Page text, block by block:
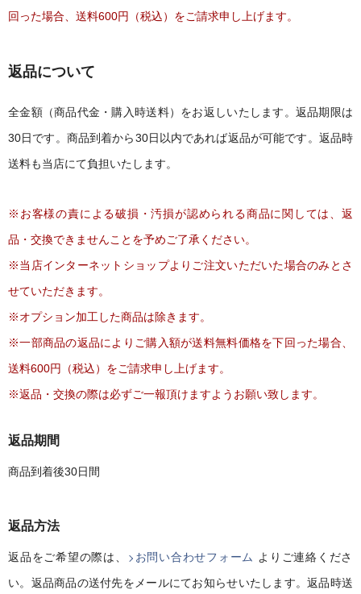
回った場合、送料600円（税込）をご請求申し上げます。
返品について
全金額（商品代金・購入時送料）をお返しいたします。返品期限は
30日です。商品到着から30日以内であれば返品が可能です。返品時
送料も当店にて負担いたします。
※お客様の責による破損・汚損が認められる商品に関しては、返
品・交換できませんことを予めご了承ください。
※当店インターネットショップよりご注文いただいた場合のみとさ
せていただきます。
※オプション加工した商品は除きます。
※一部商品の返品によりご購入額が送料無料価格を下回った場合、
送料600円（税込）をご請求申し上げます。
※返品・交換の際は必ずご一報頂けますようお願い致します。
返品期間
商品到着後30日間
返品方法
返品をご希望の際は、 お問い合わせフォーム
よりご連絡くださ
い。返品商品の送付先をメールにてお知らせいたします。返品時送